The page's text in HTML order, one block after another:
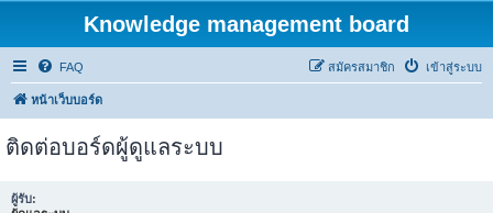
Knowledge management board
FAQ เข้าสู่ระบบ
สมัครสมาชิก
หน้าเว็บบอร์ด
ติดต่อบอร์ดผู้ดูแลระบบ
ผู้รับ: